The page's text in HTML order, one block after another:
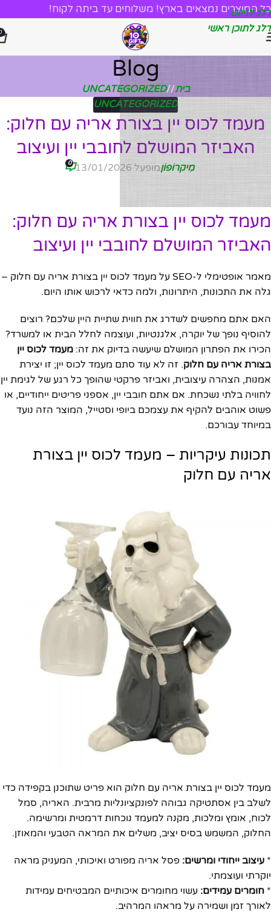
דלג לניווט
דלג לתוכן ראשי
כל המוצרים נמצאים בארץ! משלוחים עד ביתה לקוח!
Blog
בית/
UNCATEGORIZED
UNCATEGORIZED
מעמד לכוס יין בצורת אריה עם חלוק:
האביזר המושלם לחובבי יין ועיצוב
מִיקרוֹפוֹןמופעל 13/01/2026 0
מעמד לכוס יין בצורת אריה עם חלוק:
האביזר המושלם לחובבי יין ועיצוב
מאמר אופטימלי ל-SEO על מעמד לכוס יין בצורת אריה עם חלוק –
גלה את התכונות, היתרונות, ולמה כדאי לרכוש אותו היום.
האם אתם מחפשים לשדרג את חווית שתיית היין שלכם? רוצים
להוסיף נופך של יוקרה, אלגנטיות, ועוצמה לחלל הבית או למשרד?
הכירו את הפתרון המושלם שיעשה בדיוק את זה: מעמד לכוס יין
בצורת אריה עם חלוק. זה לא עוד סתם מעמד לכוס יין; זו יצירת
אמנות, הצהרה עיצובית, ואביזר פרקטי שהופך כל רגע של לגימת יין
לחוויה בלתי נשכחת. אם אתם חובבי יין, אספני פריטים ייחודיים, או
פשוט אוהבים להקיף את עצמכם ביופי וסטייל, המוצר הזה נועד
במיוחד עבורכם.
תכונות עיקריות – מעמד לכוס יין בצורת
אריה עם חלוק
מעמד לכוס יין בצורת אריה עם חלוק הוא פריט שתוכנן בקפידה כדי
לשלב בין אסתטיקה גבוהה לפונקציונליות מרבית. האריה, סמל
לכוח, אומץ ומלכות, מקנה למעמד נוכחות דרמטית ומרשימה.
החלוק, המשמש בסיס יציב, משלים את המראה הטבעי והמאוזן.
* עיצוב ייחודי ומרשים: פסל אריה מפורט ואיכותי, המעניק מראה
יוקרתי ועוצמתי.
* חומרים עמידים: עשוי מחומרים איכותיים המבטיחים עמידות
לאורך זמן ושמירה על מראהו המרהיב.